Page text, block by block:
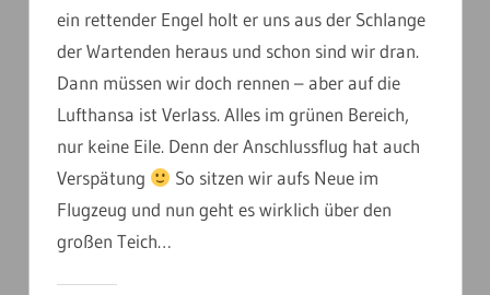
ein rettender Engel holt er uns aus der Schlange
der Wartenden heraus und schon sind wir dran.
Dann müssen wir doch rennen – aber auf die
Lufthansa ist Verlass. Alles im grünen Bereich,
nur keine Eile. Denn der Anschlussflug hat auch
Verspätung
So sitzen wir aufs Neue im
Flugzeug und nun geht es wirklich über den
großen Teich…